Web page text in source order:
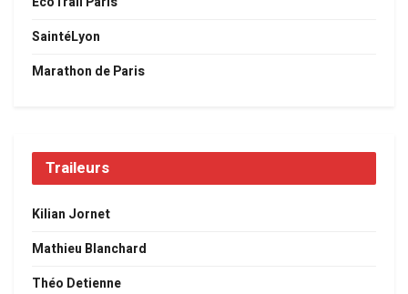
SaintéLyon
Marathon de Paris
Traileurs
Kilian Jornet
Mathieu Blanchard
Théo Detienne